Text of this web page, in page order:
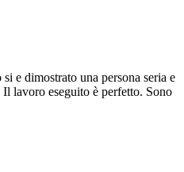
e dimostrato una persona seria e
lavoro eseguito è perfetto. Sono